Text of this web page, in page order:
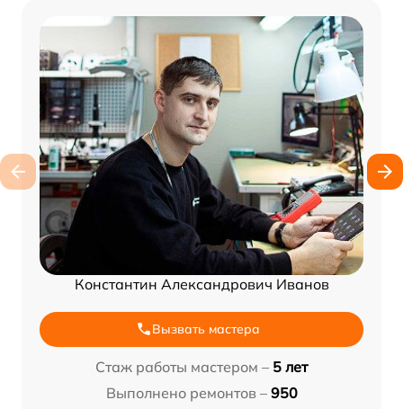
Константин Александрович Иванов
Вызвать мастера
Стаж работы мастером – 5 лет
Выполнено ремонтов – 950